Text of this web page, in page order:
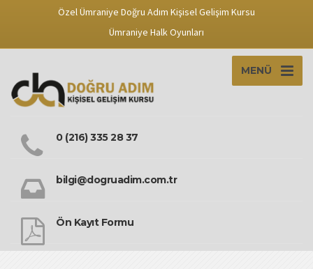
Özel Ümraniye Doğru Adım Kişisel Gelişim Kursu
Ümraniye Halk Oyunları
MENÜ
0 (216) 335 28 37
bilgi@dogruadim.com.tr
Ön Kayıt Formu